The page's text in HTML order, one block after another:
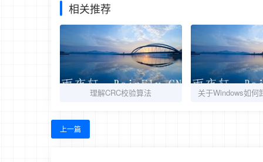
相关推荐
理解CRC校验算法 关于Windows如何
上一篇